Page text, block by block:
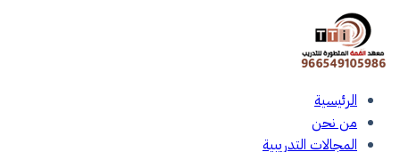
الرئيسية
من نحن
المجالات التدريبية